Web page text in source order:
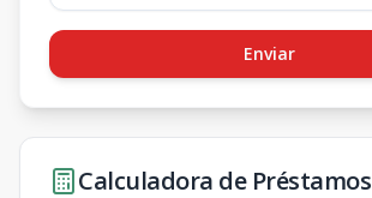
Enviar
Calculadora de Préstamos